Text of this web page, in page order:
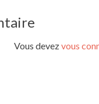
Vous devezvous